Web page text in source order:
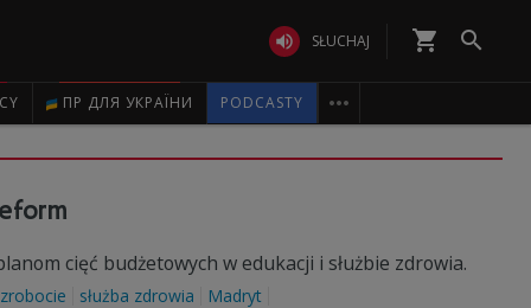
 SŁUCHAJ shopping_cart 
ПР ДЛЯ УКРАЇНИ PODCASTY 
cięć budżetowych w edukacji i służbie zdrowia.
służba zdrowia Madryt